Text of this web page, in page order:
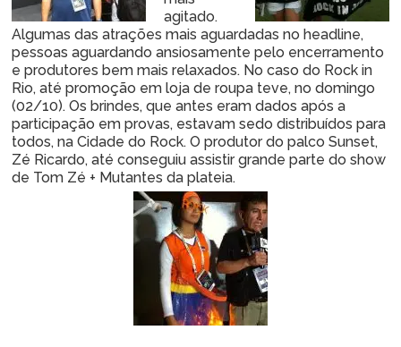
agitado.
Algumas das atrações mais aguardadas no headline,
pessoas aguardando ansiosamente pelo encerramento
e produtores bem mais relaxados. No caso do Rock in
Rio, até promoção em loja de roupa teve, no domingo
(02/10). Os brindes, que antes eram dados após a
participação em provas, estavam sedo distribuídos para
todos, na Cidade do Rock. O produtor do palco Sunset,
Zé Ricardo, até conseguiu assistir grande parte do show
de Tom Zé + Mutantes da plateia.